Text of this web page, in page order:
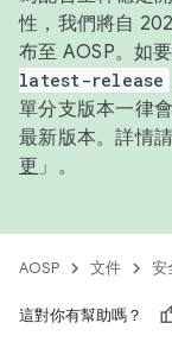
性，我們將自
布至 AOSP。如
latest-release
單分支版本一律
最新版本。詳情
更 」。
AOSP 文件 安
這對你有幫助嗎？